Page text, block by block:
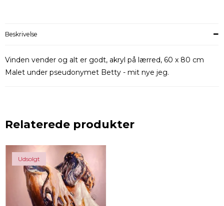
Beskrivelse
Vinden vender og alt er godt, akryl på lærred, 60 x 80 cm
Malet under pseudonymet Betty - mit nye jeg.
Relaterede produkter
Udsolgt